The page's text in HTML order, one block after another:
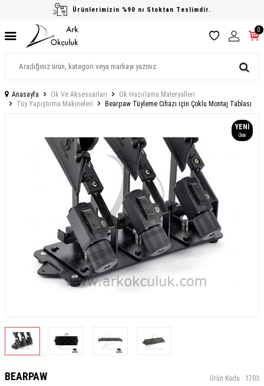
Ürünlerimizin %90 nı Stoktan Teslimdir.
0
Anasayfa Ok Ve Aksesuarları
Ok Hazırlama Materyalleri
Tüy Yapıştırma Makineleri
Bearpaw Tüyleme Cihazı için Çoklu Montaj Tablası
YENI
Ürün
BEARPAW Ürün Kodu : 1703